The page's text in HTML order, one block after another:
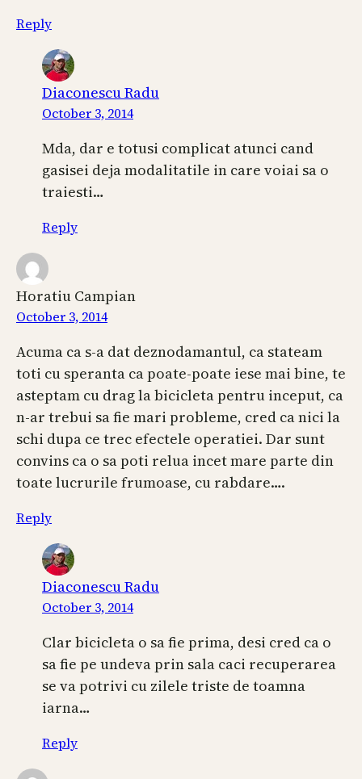
Reply
Diaconescu Radu
October 3, 2014
Mda, dar e totusi complicat atunci cand
gasisei deja modalitatile in care voiai sa o
traiesti…
Reply
Horatiu Campian
October 3, 2014
Acuma ca s-a dat deznodamantul, ca stateam
toti cu speranta ca poate-poate iese mai bine, te
asteptam cu drag la bicicleta pentru inceput, ca
n-ar trebui sa fie mari probleme, cred ca nici la
schi dupa ce trec efectele operatiei. Dar sunt
convins ca o sa poti relua incet mare parte din
toate lucrurile frumoase, cu rabdare….
Reply
Diaconescu Radu
October 3, 2014
Clar bicicleta o sa fie prima, desi cred ca o
sa fie pe undeva prin sala caci recuperarea
se va potrivi cu zilele triste de toamna
iarna…
Reply